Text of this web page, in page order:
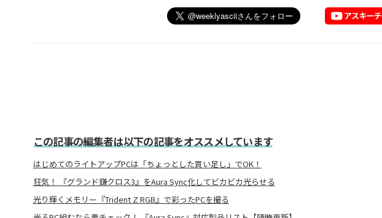
この記事の編集者は以下の記事をオススメしています
はじめてのライトアップPCは「ちょっとした買い足し」でOK！
狂気！ 『グランド鎌クロス3』をAura Sync化してビカビカ光らせる
光り輝くメモリー『Trident Z RGB』で彩ったPCを撮る